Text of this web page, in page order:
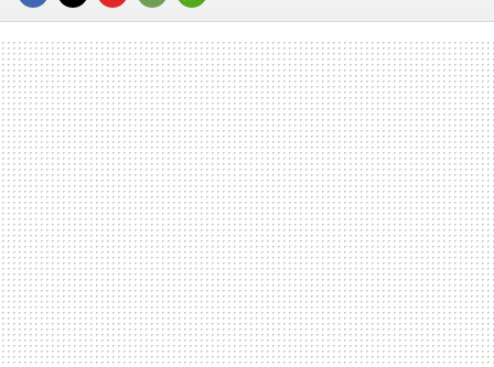
FACEBOOK
TWITTERFLIPBOARD
E-
MAIL
WHATSAPP